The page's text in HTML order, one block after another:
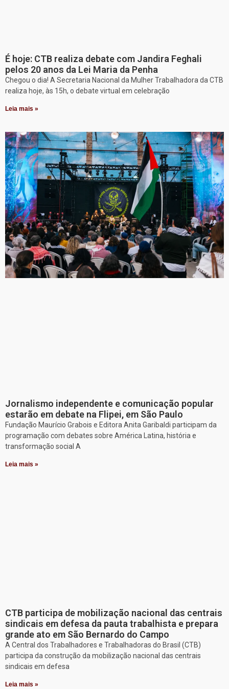
É hoje: CTB realiza debate com Jandira Feghali
pelos 20 anos da Lei Maria da Penha
Chegou o dia! A Secretaria Nacional da Mulher Trabalhadora da CTB
realiza hoje, às 15h, o debate virtual em celebração
Leia mais »
Jornalismo independente e comunicação popular
estarão em debate na Flipei, em São Paulo
Fundação Maurício Grabois e Editora Anita Garibaldi participam da
programação com debates sobre América Latina, história e
transformação social A
Leia mais »
CTB participa de mobilização nacional das centrais
sindicais em defesa da pauta trabalhista e prepara
grande ato em São Bernardo do Campo
A Central dos Trabalhadores e Trabalhadoras do Brasil (CTB)
participa da construção da mobilização nacional das centrais
sindicais em defesa
Leia mais »